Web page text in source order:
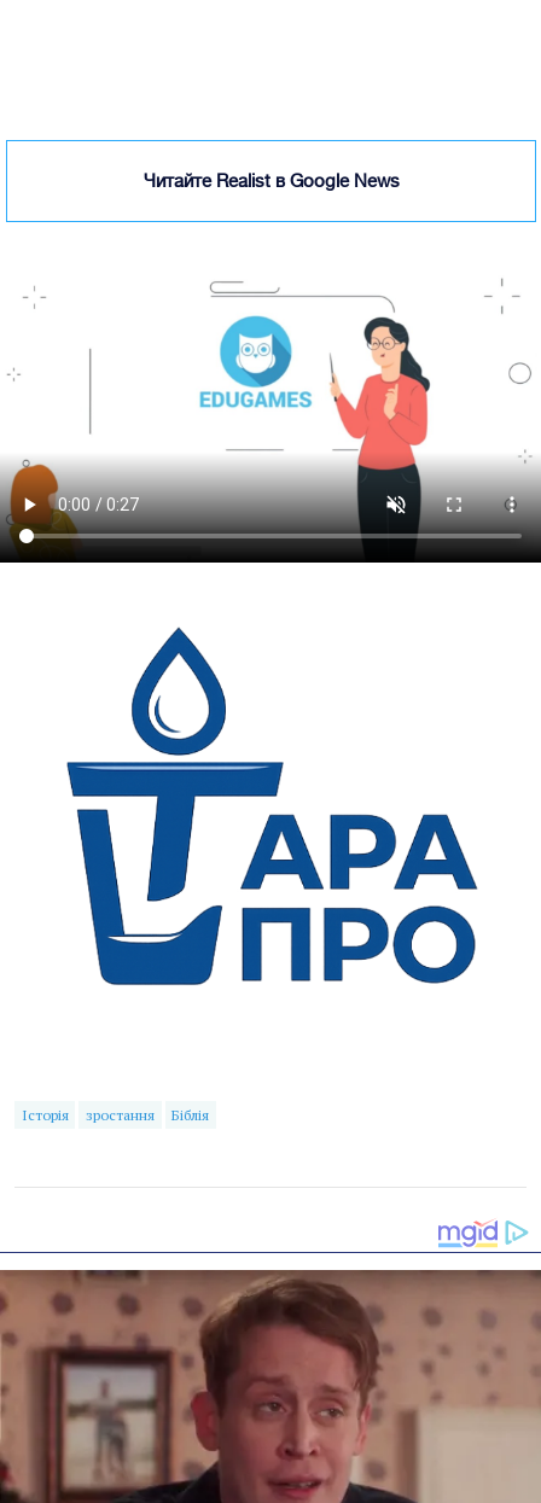
Читайте Realist в Google News
Історія зростання Біблія